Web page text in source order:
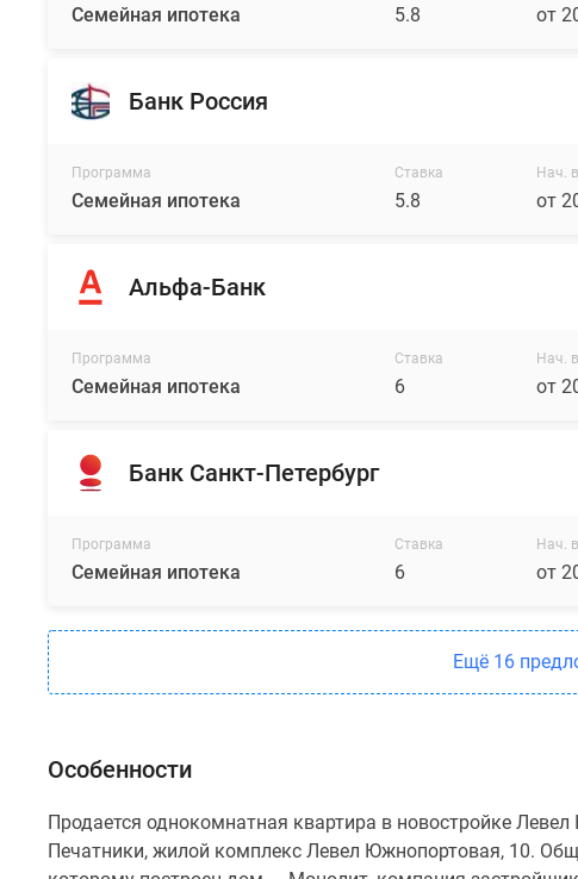
Семейная ипотека 5.8 от
Банк Россия
Программа
Семейная ипотека
Ставка
5.8
Нач.
от
Альфа-Банк
Программа
Семейная ипотека
Ставка
6
Нач.
от
Банк Санкт-Петербург
Программа
Семейная ипотека
Ставка
6
Нач.
от
Ещё 16
Особенности
Продается однокомнатная квартира в новостройке
Печатники, жилой комплекс Левел Южнопортовая, 10.